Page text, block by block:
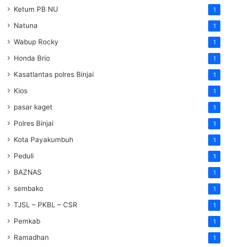
Ketum PB NU 1
Natuna 1
Wabup Rocky 1
Honda Brio 1
Kasatlantas polres Binjai 1
Kios 1
pasar kaget 1
Polres Binjai 1
Kota Payakumbuh 1
Peduli 1
BAZNAS 1
sembako 1
TJSL – PKBL – CSR 1
Pemkab 1
Ramadhan 1